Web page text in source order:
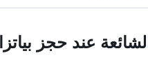
عند حجز